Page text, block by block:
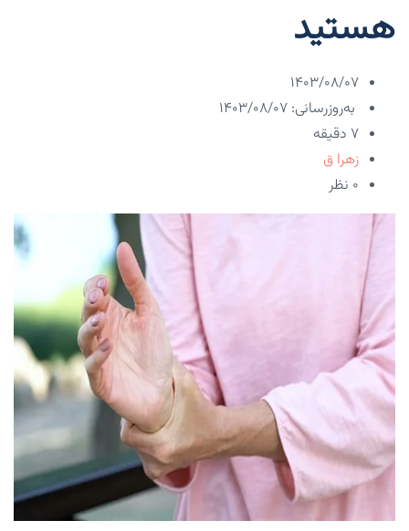
هستید
۱۴۰۳/۰۸/۰۷
به‌روزرسانی: ۱۴۰۳/۰۸/۰۷
7 دقیقه
زهرا ق
۰ نظر